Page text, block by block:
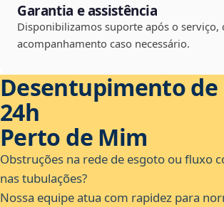
Garantia e assistência
Disponibilizamos suporte após o serviço,
acompanhamento caso necessário.
Desentupimento de
24h
Perto de Mim
Obstruções na rede de esgoto ou fluxo
nas tubulações?
Nossa equipe atua com rapidez para